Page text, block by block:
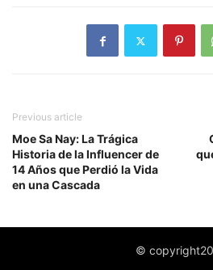
Previous article
Moe Sa Nay: La Trágica
Historia de la Influencer de
14 Años que Perdió la Vida
en una Cascada
©